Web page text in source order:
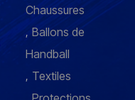
Chaussures
Ballons de
Handball
Textiles